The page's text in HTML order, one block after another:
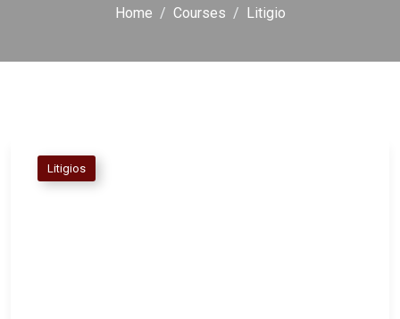
Home Courses Litigio
Litigios